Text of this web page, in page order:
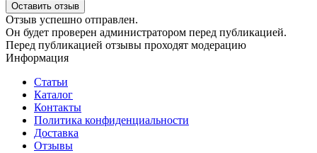
Оставить отзыв
Отзыв успешно отправлен.
Он будет проверен администратором перед публикацией.
Перед публикацией отзывы проходят модерацию
Информация
Статьи
Каталог
Контакты
Политика конфиденциальности
Доставка
Отзывы